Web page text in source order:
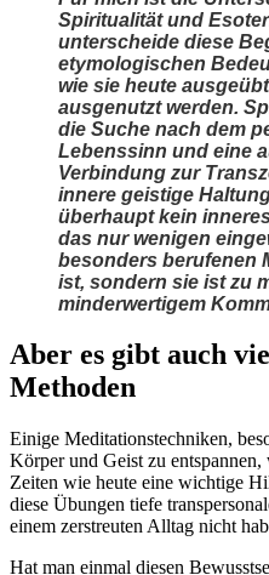
Spiritualität und
unterscheide diese
etymologischen
wie sie heute
ausgenutzt werden.
die Suche nach dem
Lebenssinn und eine
Verbindung zur
innere geistige
überhaupt kein
das nur wenigen
besonders berufenen
ist, sondern sie ist zu
minderwertigem
Aber es gibt auch
Methoden
Einige Meditationstechniken,
Körper und Geist zu
Zeiten wie heute eine wichtige
diese Übungen tiefe
einem zerstreuten Alltag nicht
Hat man einmal diesen